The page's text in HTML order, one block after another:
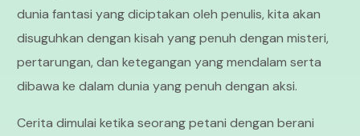
dunia fantasi yang diciptakan oleh penulis, kita akan
disuguhkan dengan kisah yang penuh dengan misteri,
pertarungan, dan ketegangan yang mendalam serta
dibawa ke dalam dunia yang penuh dengan aksi.
Cerita dimulai ketika seorang petani dengan berani